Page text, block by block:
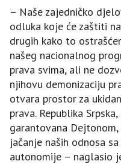
– Naše zajedničko
odluka koje će zaštiti
drugih kako to
našeg nacionalnog
prava svima, ali ne
njihovu demonizaciju
otvara prostor za
prava. Republika
garantovana
jačanje naših odnosa
autonomije – naglasio